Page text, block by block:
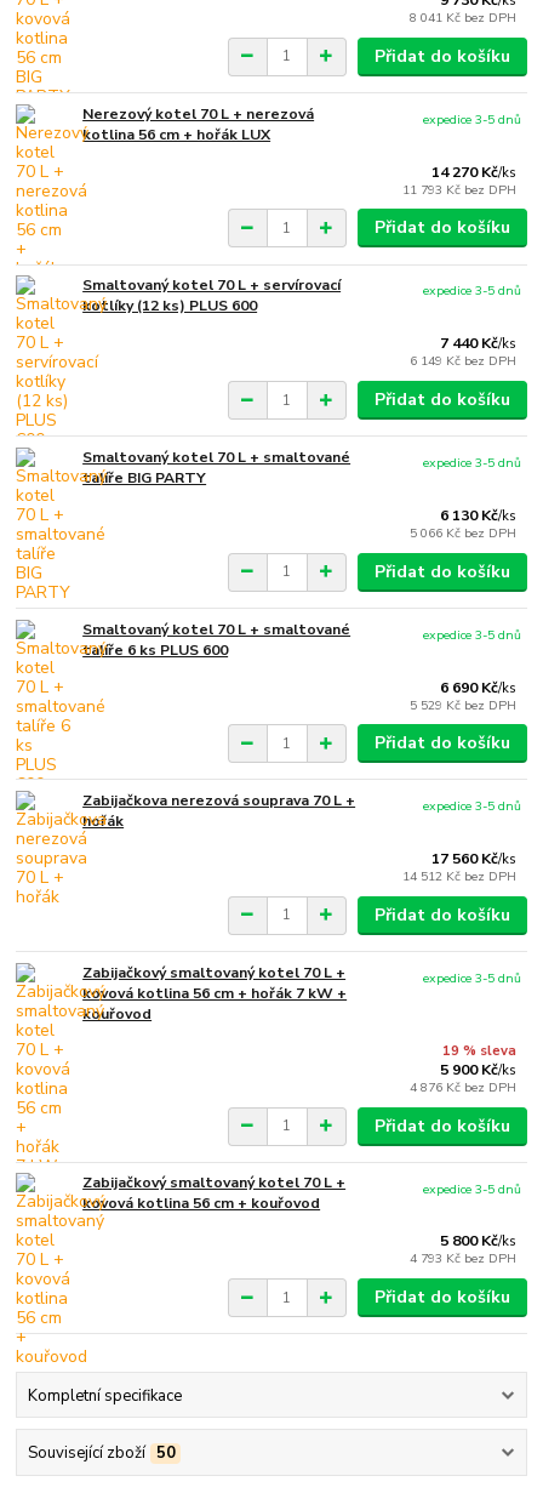
8 041 Kč bez DPH
Přidat do košíku
Nerezový kotel 70 L + nerezová
kotlina 56 cm + hořák LUX
14 270 Kč/ks
11 793 Kč bez DPH
expedice 3-5 dnů
Přidat do košíku
Smaltovaný kotel 70 L + servírovací
kotlíky (12 ks) PLUS 600
7 440 Kč/ks
6 149 Kč bez DPH
expedice 3-5 dnů
Přidat do košíku
Smaltovaný kotel 70 L + smaltované
talíře BIG PARTY
6 130 Kč/ks
5 066 Kč bez DPH
expedice 3-5 dnů
Přidat do košíku
Smaltovaný kotel 70 L + smaltované
talíře 6 ks PLUS 600
6 690 Kč/ks
5 529 Kč bez DPH
expedice 3-5 dnů
Přidat do košíku
Zabijačkova nerezová souprava 70 L +
hořák
17 560 Kč/ks
14 512 Kč bez DPH
expedice 3-5 dnů
Přidat do košíku
Zabijačkový smaltovaný kotel 70 L +
kovová kotlina 56 cm + hořák 7 kW +
kouřovod
19 % sleva
5 900 Kč/ks
4 876 Kč bez DPH
expedice 3-5 dnů
Přidat do košíku
Zabijačkový smaltovaný kotel 70 L +
kovová kotlina 56 cm + kouřovod
5 800 Kč/ks
4 793 Kč bez DPH
expedice 3-5 dnů
Přidat do košíku
Kompletní specifikace
Související zboží 50